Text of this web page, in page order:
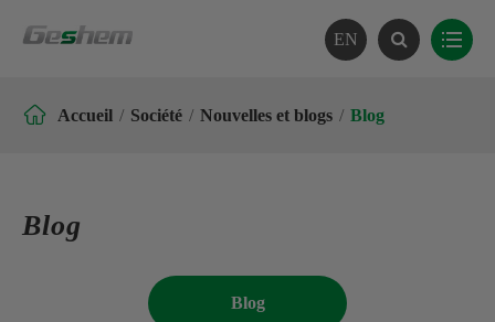
EN
 Accueil Société Nouvelles et blogs Blog
Blog
Blog